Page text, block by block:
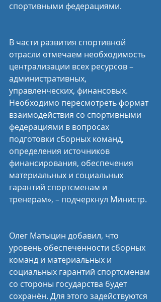
спортивными федерациями.
В части развития спортивной
отрасли отмечаем необходимость
централизации всех ресурсов –
административных,
управленческих, финансовых.
Необходимо пересмотреть формат
взаимодействия со спортивными
федерациями в вопросах
подготовки сборных команд,
определения источников
финансирования, обеспечения
материальных и социальных
гарантий спортсменам и
тренерам», – подчеркнул Министр.
Олег Матыцин добавил, что
уровень обеспеченности сборных
команд и материальных и
социальных гарантий спортсменам
со стороны государства будет
сохранён. Для этого задействуются